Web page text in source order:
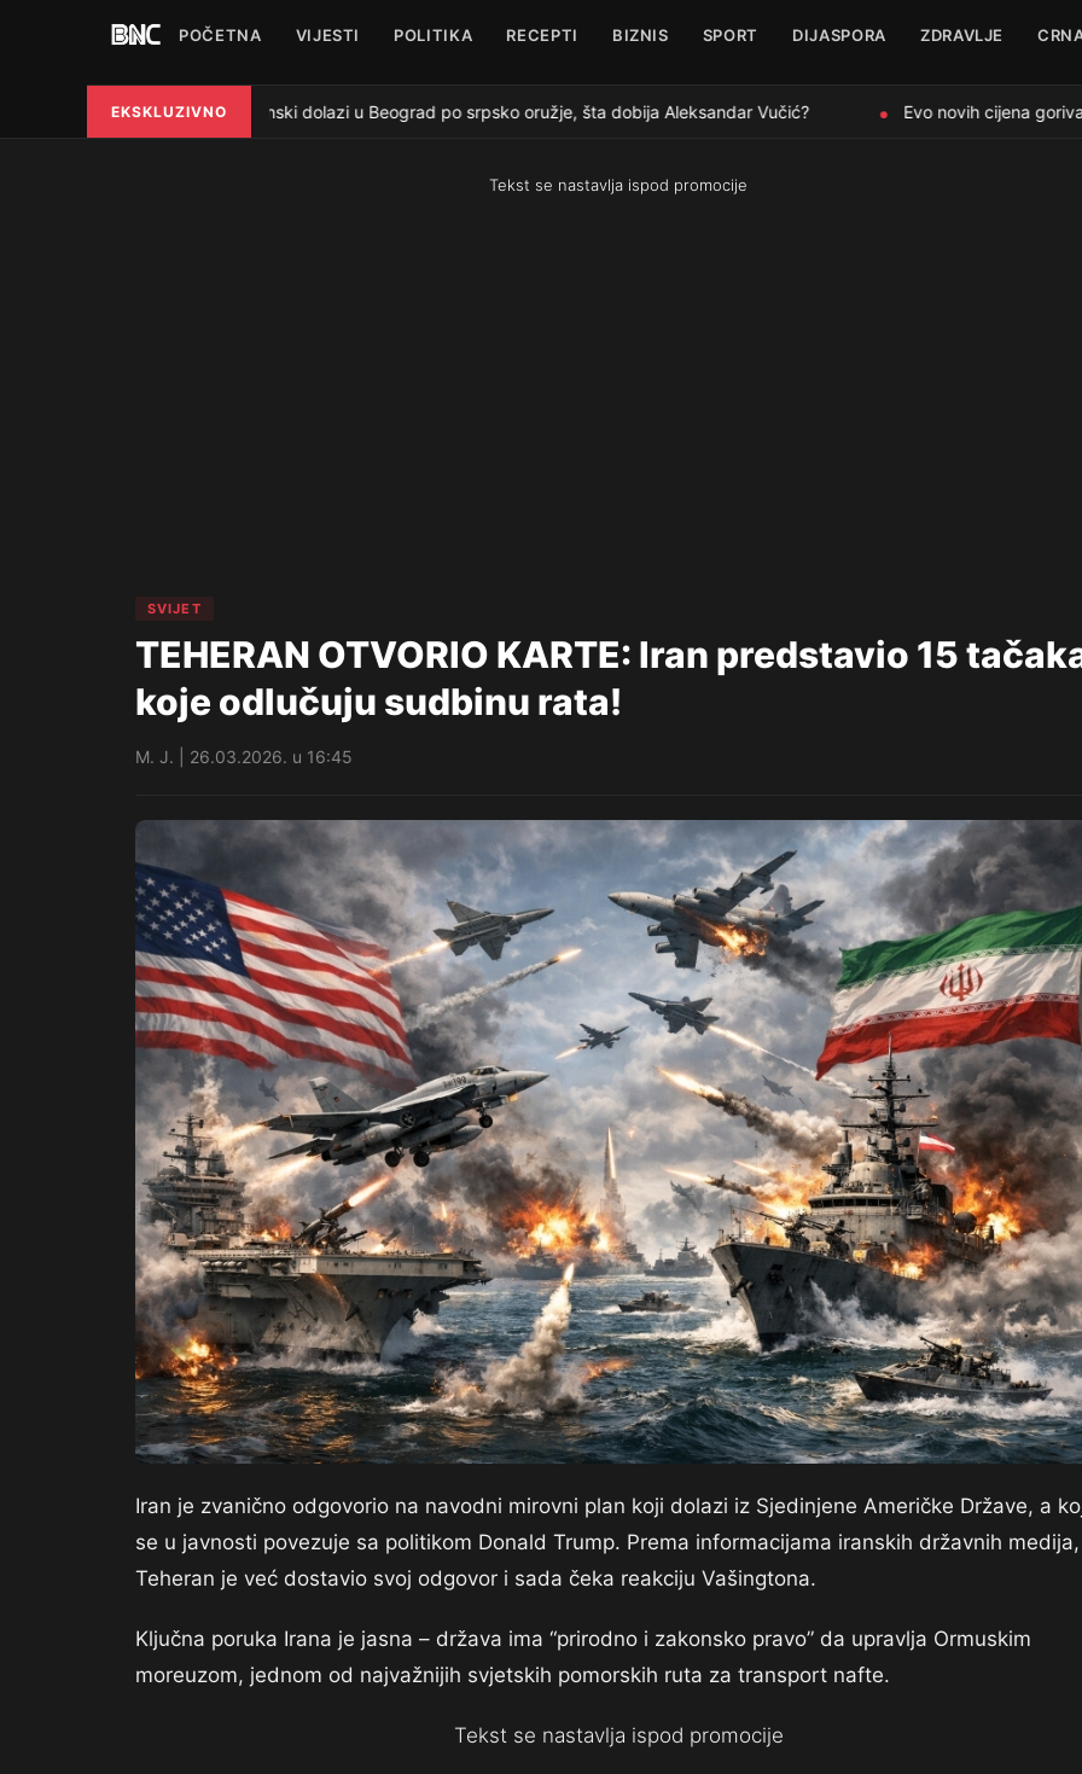
POČETNA VIJESTI POLITIKA RECEPTI BIZNIS SPORT DIJASPORA ZDRAVLJE
EKSKLUZIVNO
● Zelenski dolazi u Beograd po srpsko oružje, šta dobija Aleksandar Vučić? Evo novih cijena
Tekst se nastavlja ispod promocije
SVIJET
TEHERAN OTVORIO KARTE: Iran predstavio 15
koje odlučuju sudbinu rata!
M. J. | 26.03.2026. u 16:45
Iran je zvanično odgovorio na navodni mirovni plan koji dolazi iz Sjedinjene Američke Države, a
se u javnosti povezuje sa politikom Donald Trump. Prema informacijama iranskih državnih medija,
Teheran je već dostavio svoj odgovor i sada čeka reakciju Vašingtona.
Ključna poruka Irana je jasna – država ima “prirodno i zakonsko pravo” da upravlja Ormuskim
moreuzom, jednom od najvažnijih svjetskih pomorskih ruta za transport nafte.
Tekst se nastavlja ispod promocije